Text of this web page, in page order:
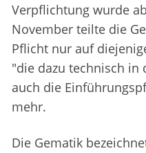
Verpflichtung wurde
November teilte die
Pflicht nur auf
"die dazu technisch in
auch die
mehr.
Die Gematik